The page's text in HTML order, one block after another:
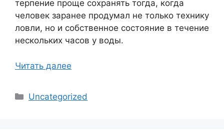
терпение проще сохранять тогда, когда
человек заранее продумал не только технику
ловли, но и собственное состояние в течение
нескольких часов у воды.
Читать далее
Рубрики
Uncategorized